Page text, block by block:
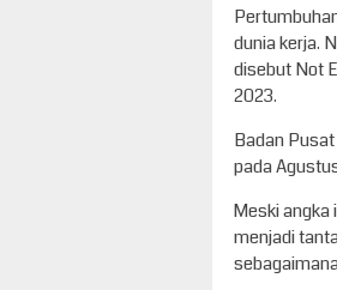
dunia kerja.
disebut Not
2023.
Badan
pada
Meski angka
menjadi